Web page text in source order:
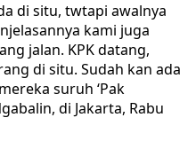
di situ, twtapi awalnya
kami juga
jalan. KPK datang,
di situ. Sudah kan ada
suruh ‘Pak
di Jakarta, Rabu